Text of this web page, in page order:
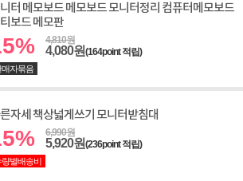
터 메모보드 메모보드 모니터정리 컴퓨터메모보드
보드 메모판
4,810원
4,080원(164point 적립)
매자묶음
자세 책상넓게쓰기 모니터받침대
6,990원
5,920원(236point 적립)
량별배송비